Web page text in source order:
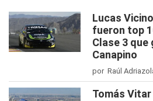
Lucas
fueron top
Clase 3
Canapino
por Raúl
Tomás